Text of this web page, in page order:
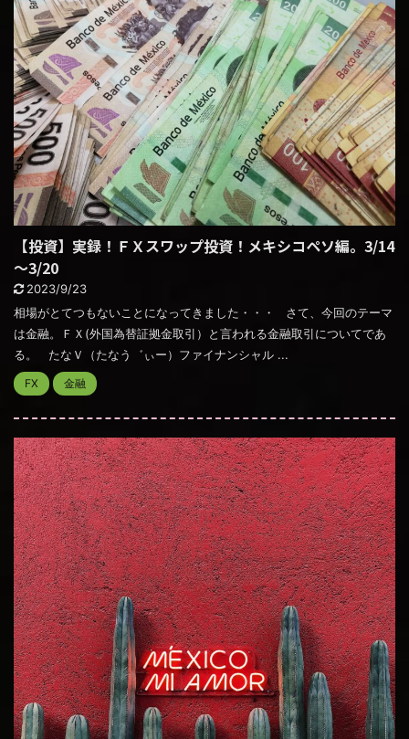
【投資】実録！ＦＸスワップ投資！メキシコペソ編。3/14
～3/20
2023/9/23
相場がとてつもないことになってきました・・・ さて、今回のテーマ
は金融。ＦＸ(外国為替証拠金取引）と言われる金融取引についてであ
る。 たなＶ（たなう゛ぃー）ファイナンシャル ...
FX 金融